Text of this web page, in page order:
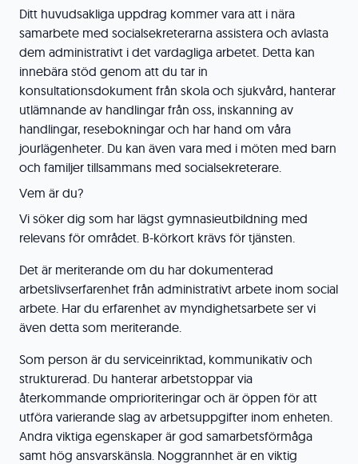
Ditt huvudsakliga uppdrag kommer vara att i nära
samarbete med socialsekreterarna assistera och avlasta
dem administrativt i det vardagliga arbetet. Detta kan
innebära stöd genom att du tar in
konsultationsdokument från skola och sjukvård, hanterar
utlämnande av handlingar från oss, inskanning av
handlingar, resebokningar och har hand om våra
jourlägenheter. Du kan även vara med i möten med barn
och familjer tillsammans med socialsekreterare.
Vem är du?
Vi söker dig som har lägst gymnasieutbildning med
relevans för området. B-körkort krävs för tjänsten.
Det är meriterande om du har dokumenterad
arbetslivserfarenhet från administrativt arbete inom social
arbete. Har du erfarenhet av myndighetsarbete ser vi
även detta som meriterande.
Som person är du serviceinriktad, kommunikativ och
strukturerad. Du hanterar arbetstoppar via
återkommande omprioriteringar och är öppen för att
utföra varierande slag av arbetsuppgifter inom enheten.
Andra viktiga egenskaper är god samarbetsförmåga
samt hög ansvarskänsla. Noggrannhet är en viktig